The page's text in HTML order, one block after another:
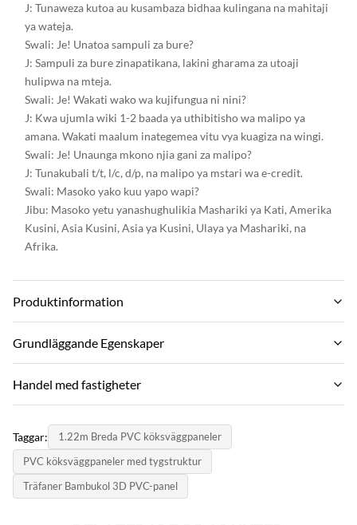
J: Tunaweza kutoa au kusambaza bidhaa kulingana na mahitaji
ya wateja.
Swali: Je! Unatoa sampuli za bure?
J: Sampuli za bure zinapatikana, lakini gharama za utoaji
hulipwa na mteja.
Swali: Je! Wakati wako wa kujifungua ni nini?
J: Kwa ujumla wiki 1-2 baada ya uthibitisho wa malipo ya
amana. Wakati maalum inategemea vitu vya kuagiza na wingi.
Swali: Je! Unaunga mkono njia gani za malipo?
J: Tunakubali t/t, l/c, d/p, na malipo ya mstari wa e-credit.
Swali: Masoko yako kuu yapo wapi?
Jibu: Masoko yetu yanashughulikia Mashariki ya Kati, Amerika
Kusini, Asia Kusini, Asia ya Kusini, Ulaya ya Mashariki, na
Afrika.
Produktinformation
Material:
Function:
Color:
various and customized
Style:
Grundläggande Egenskaper
Varumärke:
Mfano wa bidhaa:
1220*2440*5mm/8mm
certifikat:
Handel med fastigheter
Negotiate
styckpris:
Negotiate
Taggar:
1.22m Breda PVC köksväggpaneler
PVC köksväggpaneler med tygstruktur
Träfaner Bambukol 3D PVC-panel